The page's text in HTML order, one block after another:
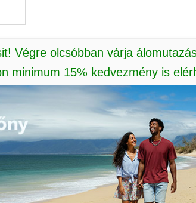
Végre olcsóbban várja
minimum 15% kedvezmény is